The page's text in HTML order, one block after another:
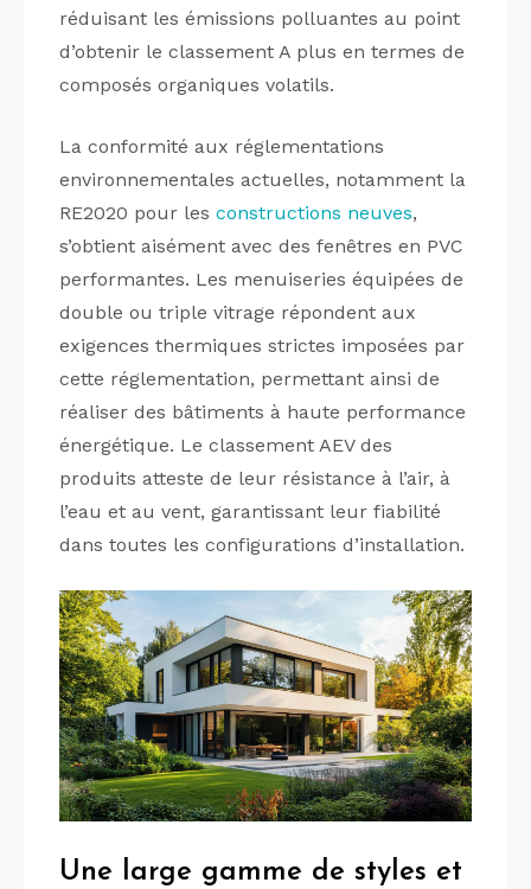
réduisant les émissions polluantes au point
d’obtenir le classement A plus en termes de
composés organiques volatils.
La conformité aux réglementations
environnementales actuelles, notamment la
RE2020 pour les constructions neuves,
s’obtient aisément avec des fenêtres en PVC
performantes. Les menuiseries équipées de
double ou triple vitrage répondent aux
exigences thermiques strictes imposées par
cette réglementation, permettant ainsi de
réaliser des bâtiments à haute performance
énergétique. Le classement AEV des
produits atteste de leur résistance à l’air, à
l’eau et au vent, garantissant leur fiabilité
dans toutes les configurations d’installation.
Une large gamme de styles et